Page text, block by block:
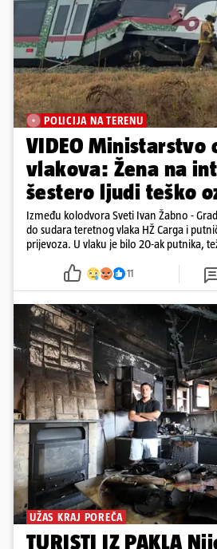
POLICIJA NA TERENU
VIDEO Ministarstvo
vlakova: Žena na
šestero ljudi teško
Između kolodvora Sveti Ivan Žabno -
do sudara teretnog vlaka HŽ Carga i
prijevoza. U vlaku je bilo 20-ak putnika,
11
UŽAS KRAJ POREČA
TURISTI IZ PAKLA